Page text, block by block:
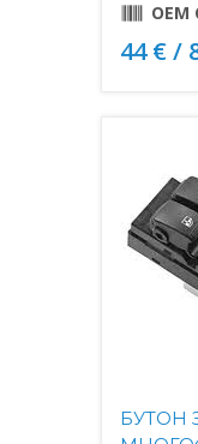
OEM
44 € /
БУТОН